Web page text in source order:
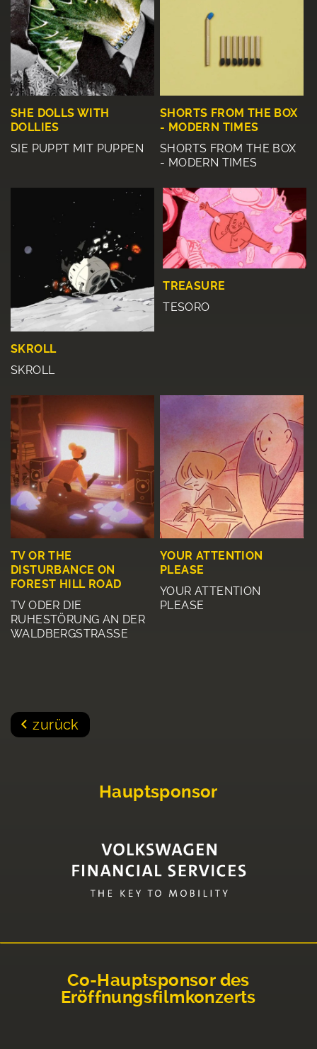
SHE DOLLS WITH
DOLLIES
SIE PUPPT MIT PUPPEN
SHORTS FROM THE BOX
- MODERN TIMES
SHORTS FROM THE BOX
- MODERN TIMES
SKROLL
SKROLL
TREASURE
TESORO
TV OR THE
DISTURBANCE ON
FOREST HILL ROAD
TV ODER DIE
RUHESTÖRUNG AN DER
WALDBERGSTRASSE
YOUR ATTENTION
PLEASE
YOUR ATTENTION
PLEASE
zurück
Hauptsponsor
Co-Hauptsponsor des
Eröffnungsfilmkonzerts